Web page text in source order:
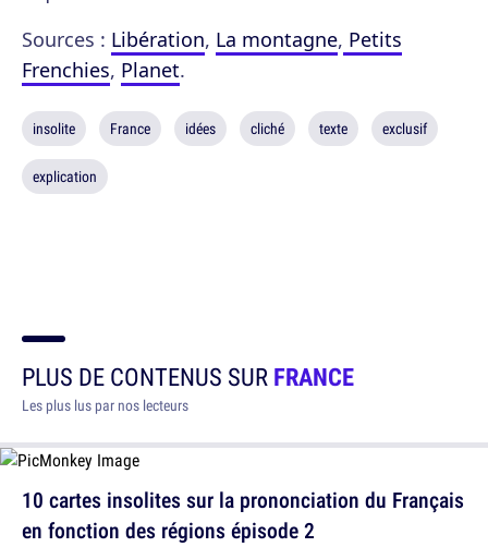
Sources : Libération, La montagne, Petits
Frenchies, Planet.
insolite France idées cliché texte exclusif
explication
PLUS DE CONTENUS SURFRANCE
Les plus lus par nos lecteurs
10 cartes insolites sur la prononciation du Français
en fonction des régions épisode 2